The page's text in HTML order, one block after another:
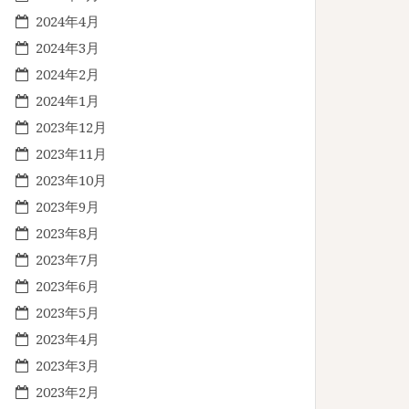
2024年4月
2024年3月
2024年2月
2024年1月
2023年12月
2023年11月
2023年10月
2023年9月
2023年8月
2023年7月
2023年6月
2023年5月
2023年4月
2023年3月
2023年2月